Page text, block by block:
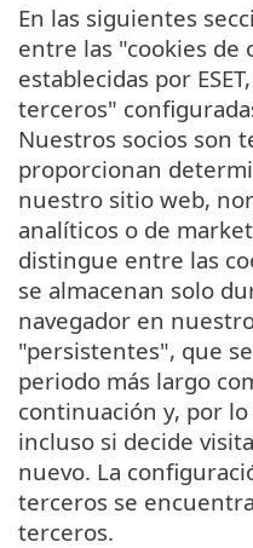
En las siguientes
entre las "cookies de
establecidas por
terceros"
Nuestros socios son
proporcionan
nuestro sitio web,
analíticos o de
distingue entre las
se almacenan solo
navegador en
"persistentes", que
periodo más largo
continuación y, por
incluso si decide
nuevo. La
terceros se
terceros.